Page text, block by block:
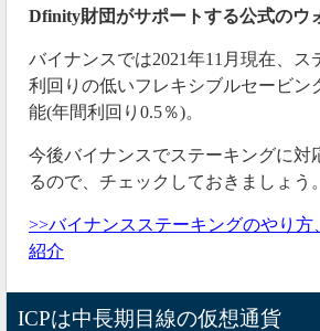
Dfinity財団がサポートする公式のウ
バイナンスでは2021年11月現在、ス
利回りの低いフレキシブルセービン
能(年間利回り0.5％)。
今後バイナンスでステーキングに対
るので、チェックしておきましょう。
>>バイナンスステーキングのやり方
紹介
ICPは中長期目線の仮想通貨